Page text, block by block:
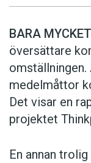
BARA
översättare
medelmåttor
Det visar en
projektet
En annan